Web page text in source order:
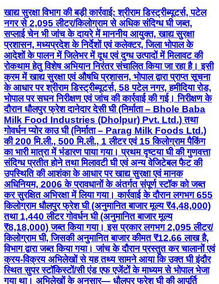
खाद्य सुरक्षा विभाग की बड़ी कार्रवाई: श्रीराम डिस्ट्रीब्यूटर्स, पटेल
नगर से 2,095 लीटर/किलोग्राम से अधिक संदिग्ध घी जब्त,
सप्लाई चेन भी जांच के दायरे में माननीय आयुक्त, खाद्य सुरक्षा
प्रशासन, मध्यप्रदेश के निर्देशों एवं कलेक्टर, जिला भोपाल के
आदेशों के पालन में जिलेभर में दूध एवं दुग्ध उत्पादों में मिलावट की
रोकथाम हेतु विशेष अभियान निरंतर संचालित किया जा रहा है। इसी
क्रम में खाद्य सुरक्षा एवं औषधि प्रशासन, भोपाल द्वारा प्राप्त सूचना
के आधार पर श्रीराम डिस्ट्रीब्यूटर्स, 58 पटेल नगर, हमीदिया रोड,
भोपाल पर सघन निरीक्षण एवं जांच की कार्रवाई की गई। निरीक्षण के
दौरान धौलपुर फ्रेश दानेदार देसी घी (निर्माता – Bhole Baba
Milk Food Industries (Dholpur) Pvt. Ltd.) तथा
गोवर्धन प्योर काउ घी (निर्माता – Parag Milk Foods Ltd.)
की 200 मि.ली., 500 मि.ली., 1 लीटर एवं 15 किलोग्राम पैकिंग
का भारी मात्रा में भंडारण पाया गया। प्रथम दृष्टया घी की गुणवत्ता
संदिग्ध प्रतीत होने तथा मिलावटी घी एवं अन्य वेजिटेबल फैट की
उपस्थिति की आशंका के आधार पर खाद्य सुरक्षा एवं मानक
अधिनियम, 2006 के प्रावधानों के अंतर्गत संपूर्ण स्टॉक को जब्त
कर सुरक्षित अभिरक्षा में लिया गया। कार्रवाई के दौरान लगभग 655
किलोग्राम धौलपुर फ्रेश घी (अनुमानित बाजार मूल्य ₹4,48,000)
तथा 1,440 लीटर गोवर्धन घी (अनुमानित बाजार मूल्य
₹8,18,000) जब्त किया गया। इस प्रकार लगभग 2,095 लीटर/
किलोग्राम घी, जिसकी अनुमानित बाजार कीमत ₹12.66 लाख है,
विभाग द्वारा जब्त किया गया। जांच के दौरान प्रस्तुत कर चालानों एवं
क्रय-विक्रय अभिलेखों से यह तथ्य सामने आया कि उक्त घी इंदौर
स्थित सुपर स्टॉकिस्टों/सी एंड एफ एजेंटों के माध्यम से भोपाल भेजा
गया था। अभिलेखों के अनुसार— धौलपुर फ्रेश घी की आपूर्ति